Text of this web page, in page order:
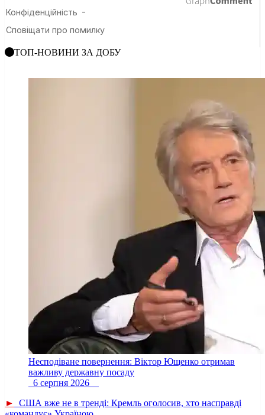
ТОП-НОВИНИ ЗА ДОБУ
Несподіване повернення: Віктор Ющенко отримав
важливу державну посаду
6 серпня 2026
►
США вже не в тренді: Кремль оголосив, хто насправді